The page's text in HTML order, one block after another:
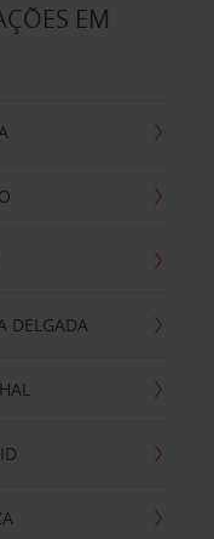
EM
DELGADA